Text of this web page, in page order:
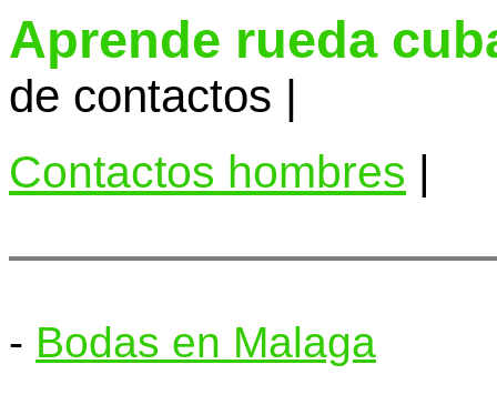
Aprende rueda
de contactos |
Contactos hombres
- Bodas en Malaga